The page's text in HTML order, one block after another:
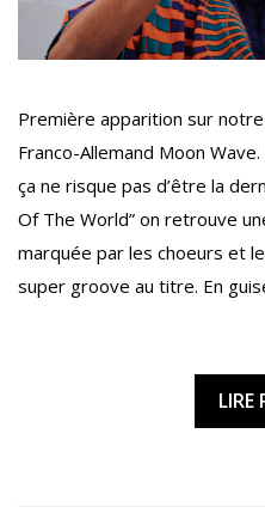
Première apparition sur
Franco-Allemand Moon
ça ne risque pas d’être la
Of The World” on retrouve
marquée par les choeurs et
super groove au titre. En
LIRE